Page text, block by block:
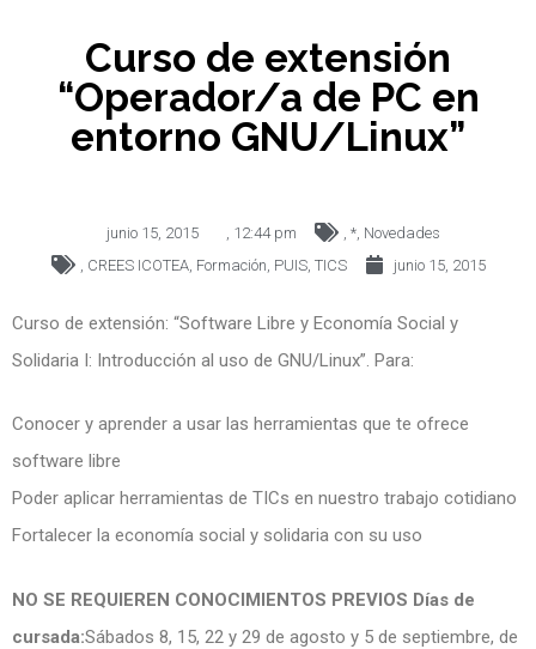
Curso de extensión
“Operador/a de PC en
entorno GNU/Linux”
junio 15, 2015 12:44 pm *, Novedades
CREES ICOTEA, Formación PUIS, TICS junio 15, 2015
Curso de extensión: “Software Libre y Economía Social y
Solidaria I: Introducción al uso de GNU/Linux”. Para:
Conocer ​y aprender a usar las herramientas que te ofrece​
software libre
Poder aplicar herramientas de TICs en nuestro trabajo cotidiano​
Fortalecer la economía social y solidaria con su uso
NO SE REQUIEREN CONOCIMIENTOS PREVIOS ​Días de
cursada:Sábados 8, 15, 22 y 29 de agosto y 5 de septiembre, de